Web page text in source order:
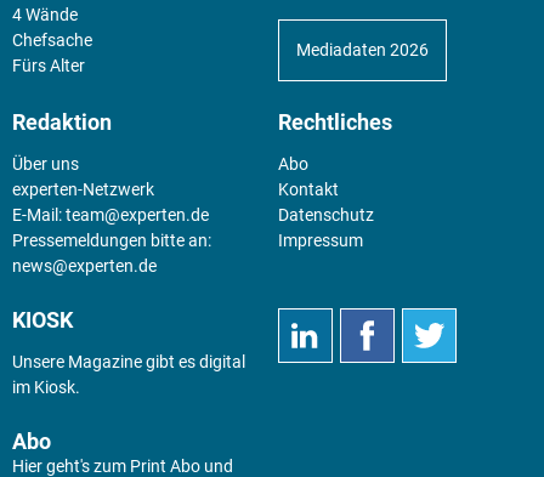
4 Wände
Chefsache
Fürs Alter
Mediadaten 2026
Redaktion
Über uns
experten-Netzwerk
E-Mail:team@experten.de
Pressemeldungen bitte an:
news@experten.de
Rechtliches
Abo
Kontakt
Datenschutz
Impressum
KIOSK
Unsere Magazine gibt es digital
im Kiosk.
Abo
Hier geht's zum Print Abo und